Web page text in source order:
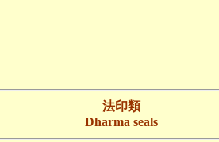
法印類
Dharma seals